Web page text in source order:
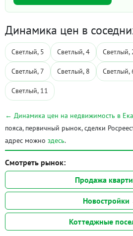
Динамика цен в
Светлый, 5 Светлый, 4 Светлый,
Светлый, 7 Светлый, 8 Светлый,
Светлый, 11
← Динамика цен на недвижимость в
пояса, первичный рынок, сделки
адрес можно здесь.
Смотреть рынок:
Продажа
Коттеджные